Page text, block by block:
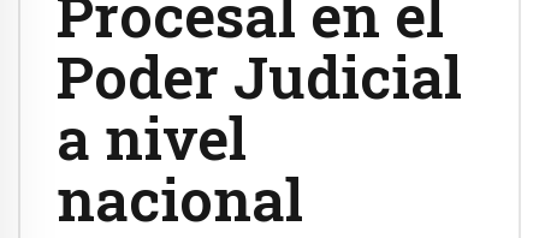
Poder Judicial
a nivel
nacional